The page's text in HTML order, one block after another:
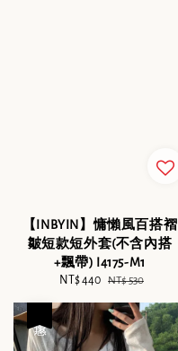
【INBYIN】慵懶風百搭褶
皺短款短外套(不含內搭
+飄帶) I4175-M1
Sale
NT$ 440 Regular
NT$ 530